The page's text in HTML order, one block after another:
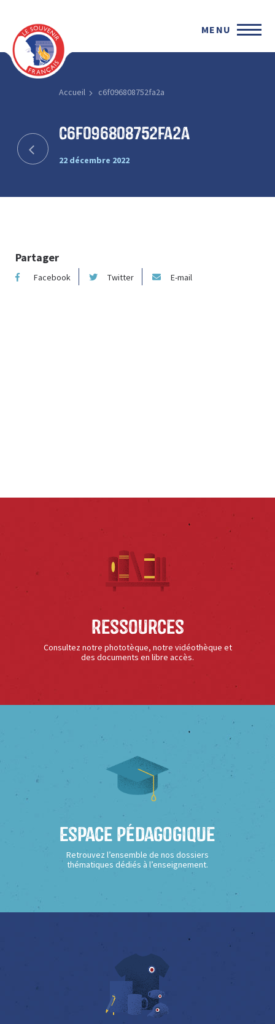
MENU
Accueil c6f096808752fa2a
c6f096808752fa2a
22 décembre 2022
Partager
Facebook Twitter E-mail
Ressources
Consultez notre phototèque, notre vidéothèque et
des documents en libre accès.
Espace Pédagogique
Retrouvez l’ensemble de nos dossiers
thématiques dédiés à l’enseignement.